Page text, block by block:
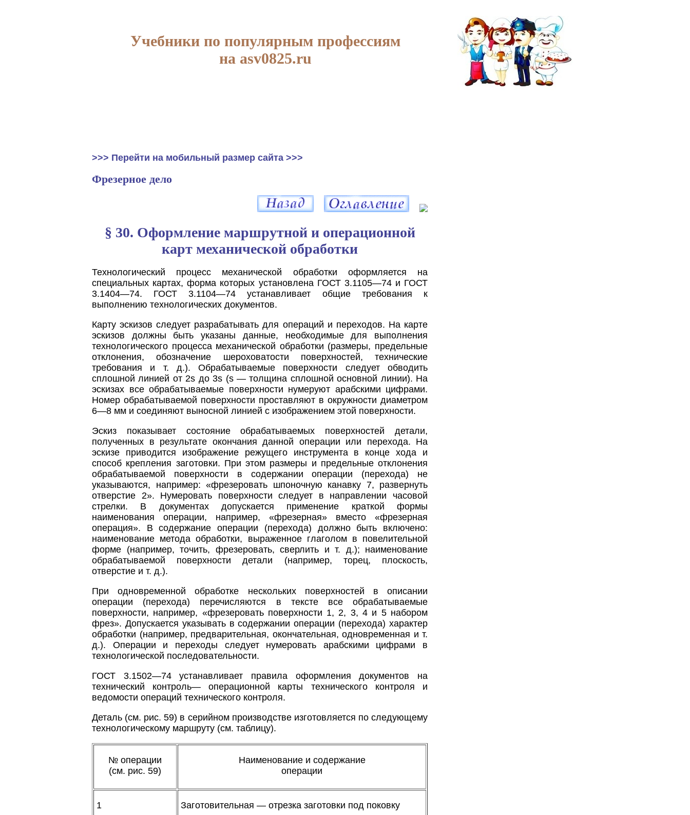
Учебники по популярным профессиям
на asv0825.ru
>>> Перейти на мобильный размер сайта >>>
Фрезерное дело
§ 30. Оформление маршрутной и операционной
карт механической обработки
Технологический процесс механической обработки оформляется на
специальных картах, форма которых установлена ГОСТ 3.1105—74 и ГОСТ
3.1404—74. ГОСТ 3.1104—74 устанавливает общие требования к
выполнению технологических документов.
Карту эскизов следует разрабатывать для операций и переходов. На карте
эскизов должны быть указаны данные, необходимые для выполнения
технологического процесса механической обработки (размеры, предельные
отклонения, обозначение шероховатости поверхностей, технические
требования и т. д.). Обрабатываемые поверхности следует обводить
сплошной линией от 2s до 3s (s — толщина сплошной основной линии). На
эскизах все обрабатываемые поверхности нумеруют арабскими цифрами.
Номер обрабатываемой поверхности проставляют в окружности диаметром
6—8 мм и соединяют выносной линией с изображением этой поверхности.
Эскиз показывает состояние обрабатываемых поверхностей детали,
полученных в результате окончания данной операции или перехода. На
эскизе приводится изображение режущего инструмента в конце хода и
способ крепления заготовки. При этом размеры и предельные отклонения
обрабатываемой поверхности в содержании операции (перехода) не
указываются, например: «фрезеровать шпоночную канавку 7, развернуть
отверстие 2». Нумеровать поверхности следует в направлении часовой
стрелки. В документах допускается применение краткой формы
наименования операции, например, «фрезерная» вместо «фрезерная
операция». В содержание операции (перехода) должно быть включено:
наименование метода обработки, выраженное глаголом в повелительной
форме (например, точить, фрезеровать, сверлить и т. д.); наименование
обрабатываемой поверхности детали (например, торец, плоскость,
отверстие и т. д.).
При одновременной обработке нескольких поверхностей в описании
операции (перехода) перечисляются в тексте все обрабатываемые
поверхности, например, «фрезеровать поверхности 1, 2, 3, 4 и 5 набором
фрез». Допускается указывать в содержании операции (перехода) характер
обработки (например, предварительная, окончательная, одновременная и т.
д.). Операции и переходы следует нумеровать арабскими цифрами в
технологической последовательности.
ГОСТ 3.1502—74 устанавливает правила оформления документов на
технический контроль— операционной карты технического контроля и
ведомости операций технического контроля.
Деталь (см. рис. 59) в серийном производстве изготовляется по следующему
технологическому маршруту (см. таблицу).
№ операции
(см. рис. 59)
Наименование и содержание
операции
1 Заготовительная — отрезка заготовки под поковку